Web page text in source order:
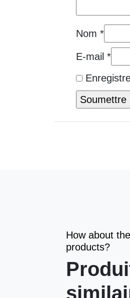
Nom *
E-mail *
How about
products?